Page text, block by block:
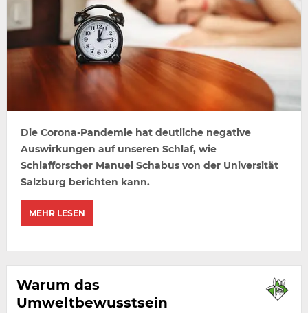
Die Corona-Pandemie hat deutliche negative
Auswirkungen auf unseren Schlaf, wie
Schlafforscher Manuel Schabus von der Universität
Salzburg berichten kann.
MEHR LESEN
Warum das
Umweltbewusstsein